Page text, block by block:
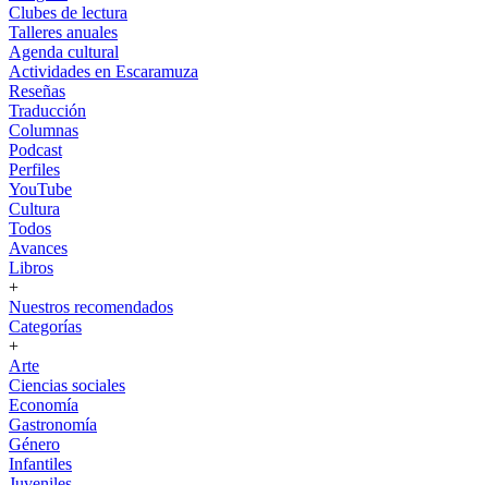
Clubes de lectura
Talleres anuales
Agenda cultural
Actividades en Escaramuza
Reseñas
Traducción
Columnas
Podcast
Perfiles
YouTube
Cultura
Todos
Avances
Libros
+
Nuestros recomendados
Categorías
+
Arte
Ciencias sociales
Economía
Gastronomía
Género
Infantiles